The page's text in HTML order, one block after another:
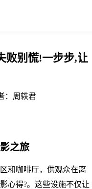
败别慌!一步步,让
： 周轶君
之旅
和咖啡厅，供观众在离
心得?。这些设施不仅让